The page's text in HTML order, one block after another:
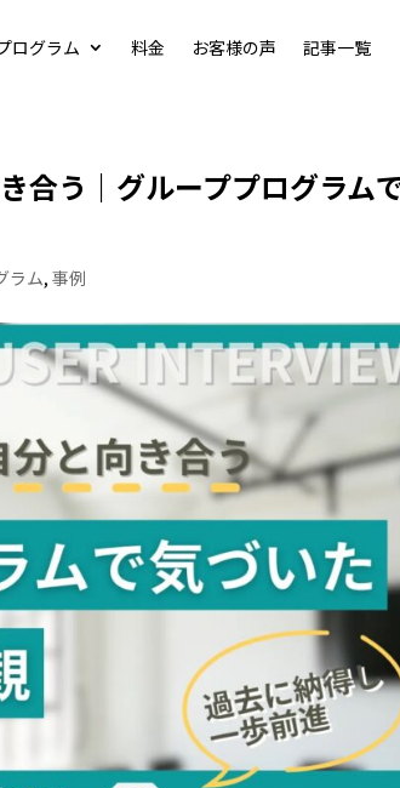
ログラム 料金 お客様の声 記事一覧
合う｜グループプログラム
ラム,事例